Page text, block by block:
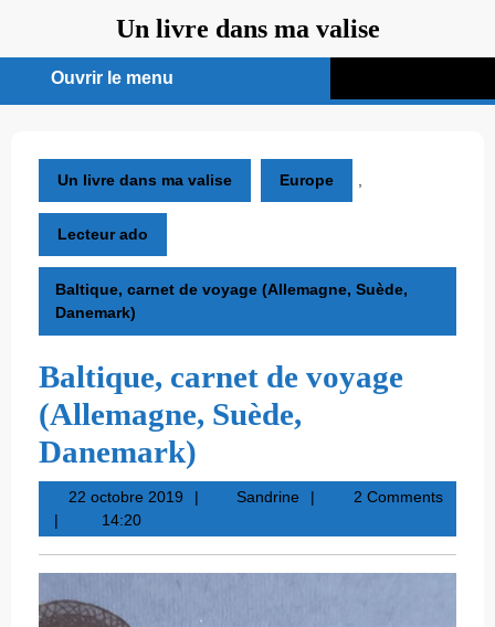
contenu
Un livre dans ma valise
Ouvrir le menu
menu
Un livre dans ma valise Europe
Lecteur ado
Baltique, carnet de voyage (Allemagne, Suède,
Danemark)
Baltique, carnet de voyage
(Allemagne, Suède,
Danemark)
22 octobre 201922
2019
SandrineSandrine2 Comments
14:20